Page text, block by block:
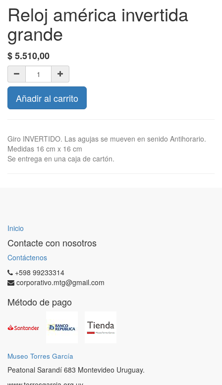
Reloj américa invertida
grande
$5.510,00
Añadir al carrito
Giro INVERTIDO. Las agujas se mueven en senido Antihorario.
Medidas 16 cm x 16 cm
Se entrega en una caja de cartón.
Inicio
Contacte con nosotros
Contáctenos
+598 99233314
corporativo.mtg@gmail.com
Método de pago
Museo Torres García
Peatonal Sarandí 683 Montevideo Uruguay.